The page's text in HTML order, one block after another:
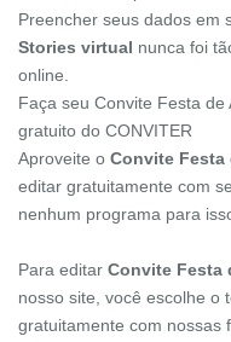
Preencher seus dados em
Stories virtual nunca foi
online.
Faça seu Convite Festa
gratuito do CONVITER
Aproveite o Convite Festa
editar gratuitamente com
nenhum programa para
Para editar Convite Festa
nosso site, você escolhe o
gratuitamente com nossas